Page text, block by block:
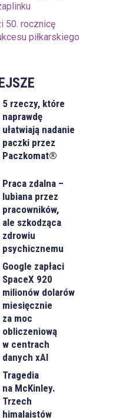
50. rocznicę
piłkarskiego
5 rzeczy, które
naprawdę
ułatwiają nadanie
paczki przez
Paczkomat®
Praca zdalna –
lubiana przez
pracowników,
ale szkodząca
zdrowiu
psychicznemu
Google zapłaci
SpaceX 920
milionów dolarów
miesięcznie
za moc
obliczeniową
w centrach
danych xAI
Tragedia
na McKinley.
Trzech
himalaistów